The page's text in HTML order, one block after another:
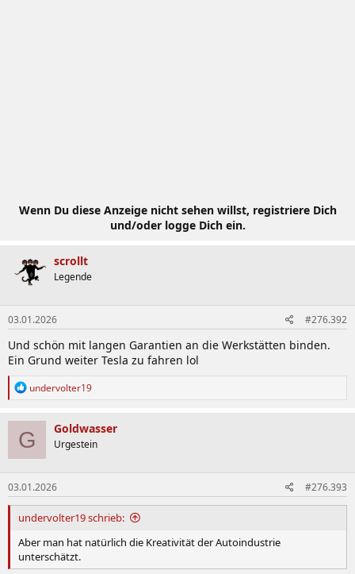
Wenn Du diese Anzeige nicht sehen willst, registriere Dich
und/oder logge Dich ein.
scrollt
Legende
03.01.2026 #276.392
Und schön mit langen Garantien an die Werkstätten binden.
Ein Grund weiter Tesla zu fahren lol
R
k
t
i
o
n
e
n
:
undervolter19
G Goldwasser
Urgestein
03.01.2026 #276.393
undervolter19 schrieb:
Aber man hat natürlich die Kreativität der Autoindustrie
unterschätzt.